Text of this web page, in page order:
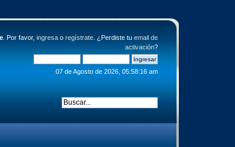
. Por favor, ingresao regístrate. ¿Perdiste tu email de
activación?
07 de Agosto de 2026, 05:58:16 am